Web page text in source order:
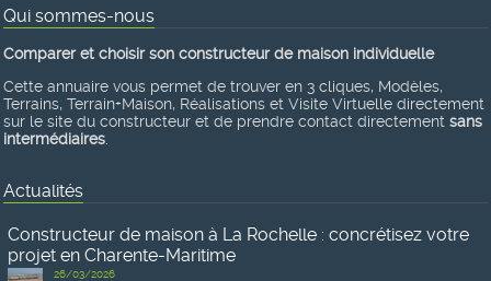
Qui sommes-nous
Comparer et choisir son constructeur de maison individuelle
Cette annuaire vous permet de trouver en 3 cliques, Modèles,
Terrains, Terrain+Maison, Réalisations et Visite Virtuelle directement
sur le site du constructeur et de prendre contact directement sans
intermédiaires
Actualités
Constructeur de maison à La Rochelle : concrétisez votre
projet en Charente-Maritime
26/03/2026